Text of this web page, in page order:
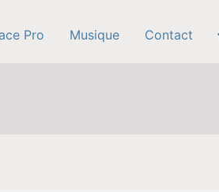
Pro Musique Contact